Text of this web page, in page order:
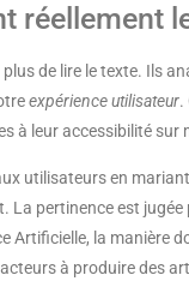
réellement
de lire le texte. Ils
expérience utilisateur.
à leur accessibilité sur
utilisateurs en
pertinence est
Artificielle, la manière
à produire des